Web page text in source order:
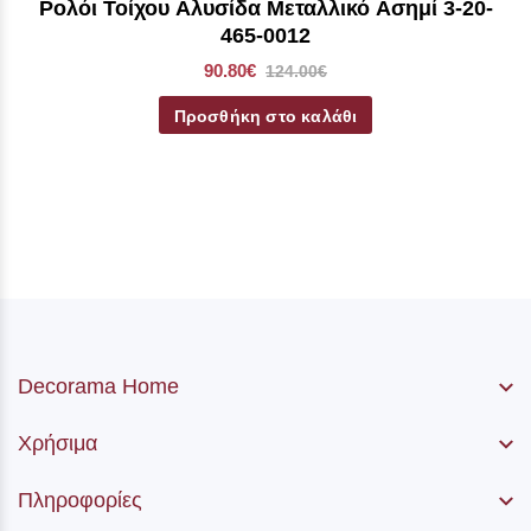
Ρολόι Τοίχου Αλυσίδα Μεταλλικό Ασημί 3-20-
465-0012
90.80€ 124.00€
Προσθήκη στο καλάθι
Decorama Home
Χρήσιμα
Πληροφορίες